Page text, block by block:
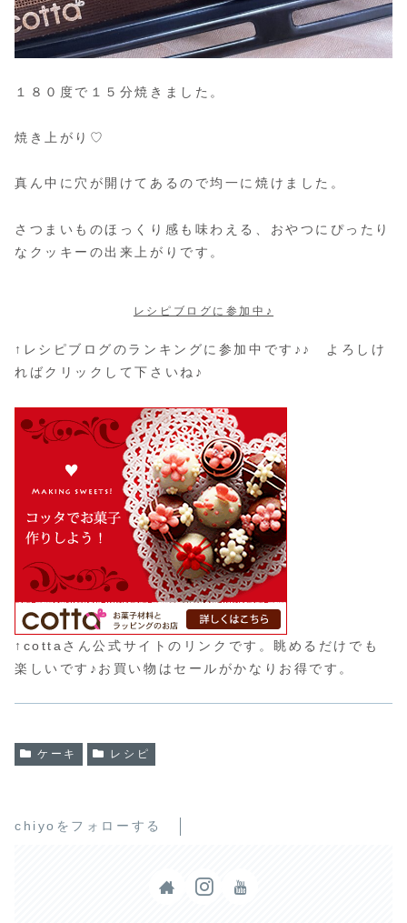
１８０度で１５分焼きました。
焼き上がり♡
真ん中に穴が開けてあるので均一に焼けました。
さつまいものほっくり感も味わえる、おやつにぴったり
なクッキーの出来上がりです。
レシピブログに参加中♪
↑レシピブログのランキングに参加中です♪♪ よろしけ
ればクリックして下さいね♪
↑cottaさん公式サイトのリンクです。眺めるだけでも
楽しいです♪お買い物はセールがかなりお得です。
ケーキ レシピ
chiyoをフォローする